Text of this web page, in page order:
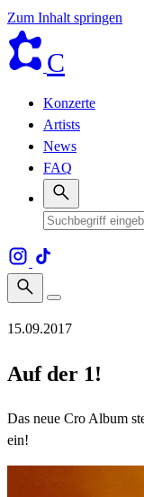
Zum Inhalt springen
C
Konzerte
Artists
News
FAQ
15.09.2017
Auf der 1!
Das neue Cro Album
ein!